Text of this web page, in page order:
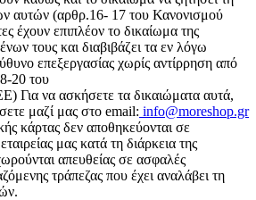
αυτών (αρθρ.16- 17 του Κανονισμού
έχουν επιπλέον το δικαίωμα της
τους και διαβιβάζει τα εν λόγω
επεξεργασίας χωρίς αντίρρηση από
20 του
Για να ασκήσετε τα δικαιώματα αυτά,
μαζί μας στο email: info@moreshop.gr
κάρτας δεν αποθηκεύονται σε
μας κατά τη διάρκεια της
απευθείας σε ασφαλές
τράπεζας που έχει αναλάβει τη